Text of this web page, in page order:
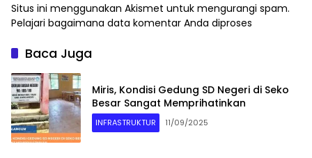
Situs ini menggunakan Akismet untuk mengurangi spam.
Pelajari bagaimana data komentar Anda diproses
Baca Juga
Miris, Kondisi Gedung SD Negeri di Seko
Besar Sangat Memprihatinkan
INFRASTRUKTUR 11/09/2025